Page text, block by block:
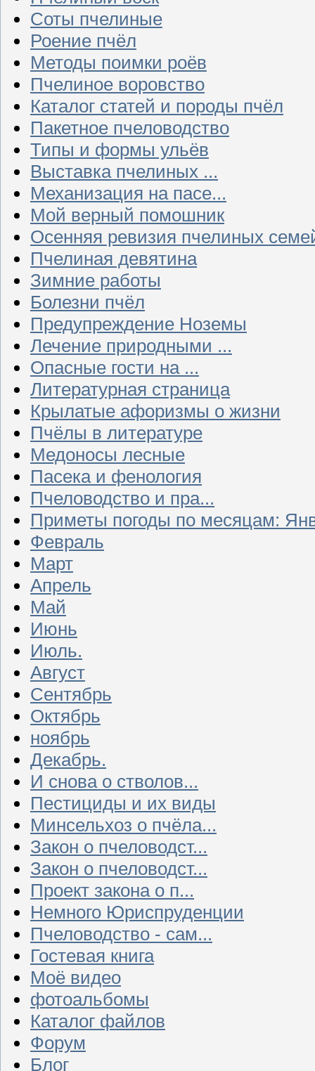
Соты пчелиные
Роение пчёл
Методы поимки роёв
Пчелиное воровство
Каталог статей и породы пчёл
Пакетное пчеловодство
Типы и формы ульёв
Выставка пчелиных ...
Механизация на пасе...
Мой верный помошник
Осенняя ревизия пчелиных
Пчелиная девятина
Зимние работы
Болезни пчёл
Предупреждение Ноземы
Лечение природными ...
Опасные гости на ...
Литературная страница
Крылатые афоризмы о жизни
Пчёлы в литературе
Медоносы лесные
Пасека и фенология
Пчеловодство и пра...
Приметы погоды по месяцам:
Февраль
Март
Апрель
Май
Июнь
Июль.
Август
Сентябрь
Октябрь
ноябрь
Декабрь.
И снова о стволов...
Пестициды и их виды
Минсельхоз о пчёла...
Закон о пчеловодст...
Закон о пчеловодст...
Проект закона о п...
Немного Юриспруденции
Пчеловодство - сам...
Гостевая книга
Моё видео
фотоальбомы
Каталог файлов
Форум
Блог